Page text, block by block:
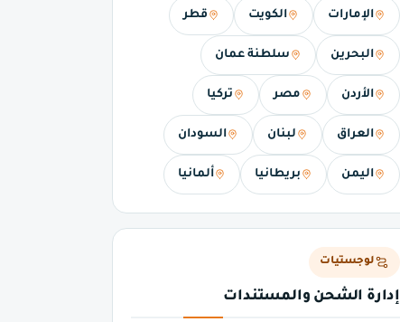
الإمارات الكويت قطر
البحرين سلطنة عمان
الأردن مصر تركيا
العراق لبنان السودان
اليمن بريطانيا ألمانيا
لوجستيات
إدارة الشحن والمستندات